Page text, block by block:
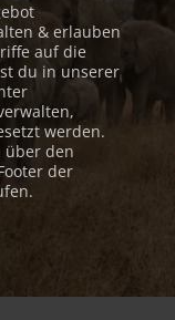
& erlauben
auf die
du in unserer
werden.
über den
der